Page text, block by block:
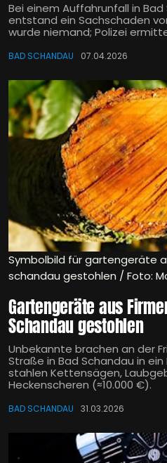
Bei einem Auffahrunfall in
entstand ein Sachschaden
wurde niemand; Polizei
BAD SCHANDAU 07.04.2026
Symbolbild für gartengeräte
schandau gestohlen / Foto:
Gartengeräte aus
Schandau gestohlen
Unbekannte brachen an der
Straße in Bad Schandau in
stahlen Kettensägen,
Heckenscheren (≈10.000 €).
BAD SCHANDAU 31.03.2026